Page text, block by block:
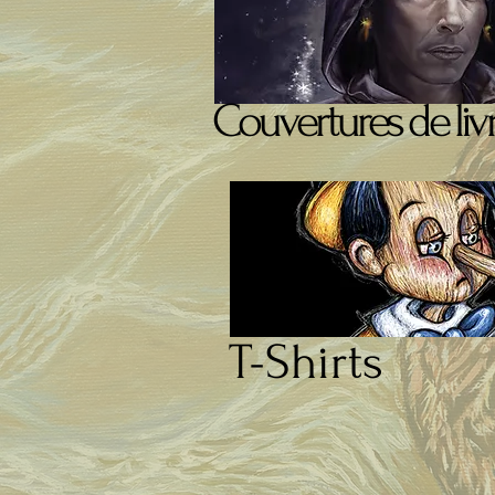
Couvertures de
T-Shirts